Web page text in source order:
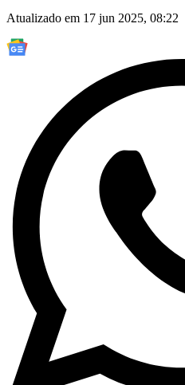
Atualizado em 17 jun 2025, 08:22